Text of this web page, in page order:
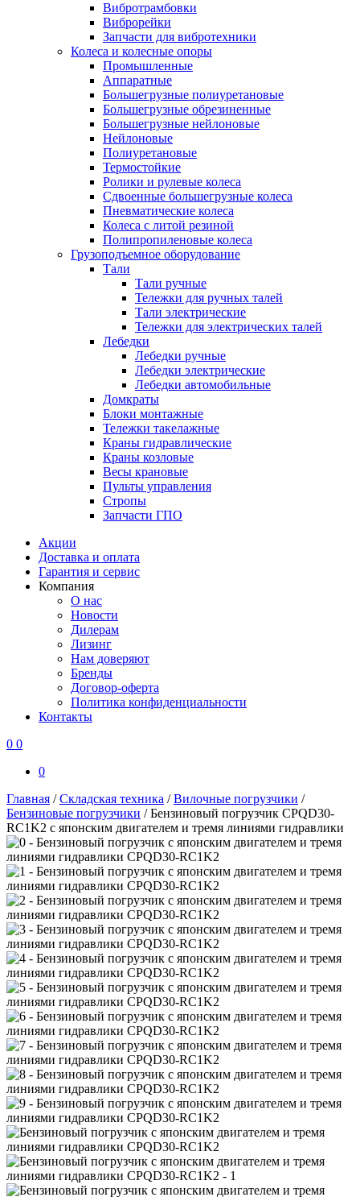
Вибротрамбовки
Виброрейки
Запчасти для вибротехники
Колеса и колесные опоры
Промышленные
Аппаратные
Большегрузные полиуретановые
Большегрузные обрезиненные
Большегрузные нейлоновые
Нейлоновые
Полиуретановые
Термостойкие
Ролики и рулевые колеса
Сдвоенные большегрузные колеса
Пневматические колеса
Колеса с литой резиной
Полипропиленовые колеса
Грузоподъемное оборудование
Тали
Тали ручные
Тележки для ручных талей
Тали электрические
Тележки для электрических талей
Лебедки
Лебедки ручные
Лебедки электрические
Лебедки автомобильные
Домкраты
Блоки монтажные
Тележки такелажные
Краны гидравлические
Краны козловые
Весы крановые
Пульты управления
Стропы
Запчасти ГПО
Акции
Доставка и оплата
Гарантия и сервис
Компания
О нас
Новости
Дилерам
Лизинг
Нам доверяют
Бренды
Договор-оферта
Политика конфиденциальности
Контакты
0 0
0
Главная /Складская техника /Вилочные погрузчики /
Бензиновые погрузчики /Бензиновый погрузчик CPQD30-
RC1K2 с японским двигателем и тремя линиями гидравлики